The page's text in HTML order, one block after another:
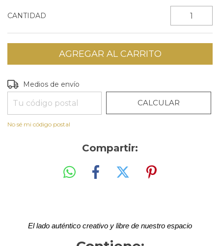
CANTIDAD
Entregas para el CP:
Medios de envío
CALCULAR
No sé mi código postal
Compartir:
El lado auténtico creativo y libre de nuestro espacio